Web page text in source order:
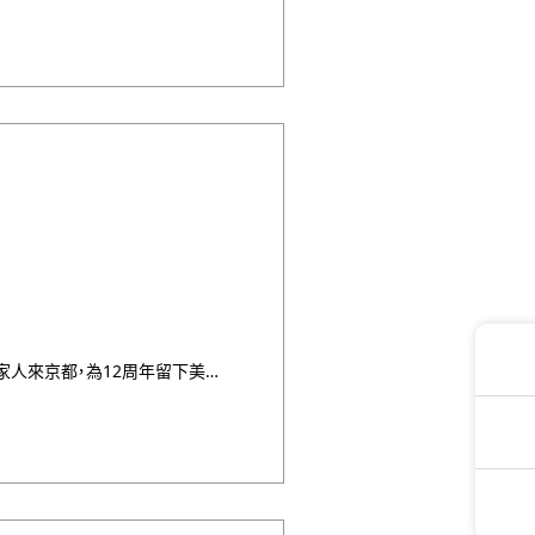
綜合評價 : ★★★★★第一次和家人來京都，為12周年留下美好回憶選擇了夢館，從一踏進夢館後就受到非常周到的服 ・・・